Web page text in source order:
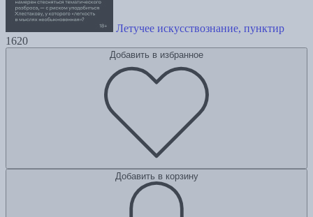
Летучее искусствознание, пунктир
1620
Добавить в избранное
Добавить в корзину